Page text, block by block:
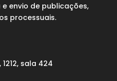
envio de publicações,
processuais.
sala 424